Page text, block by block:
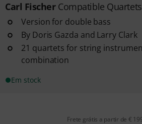
Carl Fischer Compatible
Version for double bass
By Doris Gazda and Larry Clark
21 quartets for string
combination
Em stock
Frete grátis a partir de €